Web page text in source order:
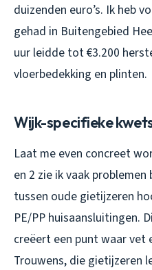
duizenden euro’s. Ik heb
gehad in Buitengebied
uur leidde tot €3.200
vloerbedekking en plinten.
Wijk-specifieke
Laat me even concreet
en 2 zie ik vaak
tussen oude gietijzeren
PE/PP huisaansluitingen.
creëert een punt waar vet
Trouwens, die gietijzeren